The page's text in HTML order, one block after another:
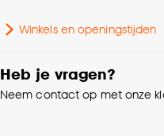
kan aanpassen, bekijk
cookieverklaring.
Garantietermijn
Winkels en openingstijden
Heb je vragen?
Neem contact op met onze